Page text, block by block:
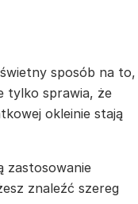
sposób na to,
tylko sprawia, że
okleinie stają
zastosowanie
znaleźć szereg